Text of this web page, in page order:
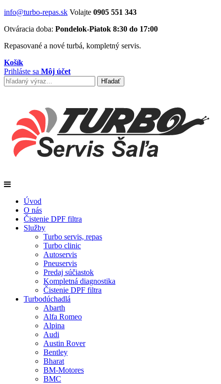
info@turbo-repas.sk Volajte 0905 551 343
Otváracia doba: Pondelok-Piatok 8:30 do 17:00
Repasované a nové turbá, kompletný servis.
Košík
Prihláste sa Môj účet
Úvod
O nás
Čistenie DPF filtra
Služby
Turbo servis, repas
Turbo clinic
Autoservis
Pneuservis
Predaj súčiastok
Kompletná diagnostika
Čistenie DPF filtra
Turbodúchadlá
Abarth
Alfa Romeo
Alpina
Audi
Austin Rover
Bentley
Bharat
BM-Motores
BMC